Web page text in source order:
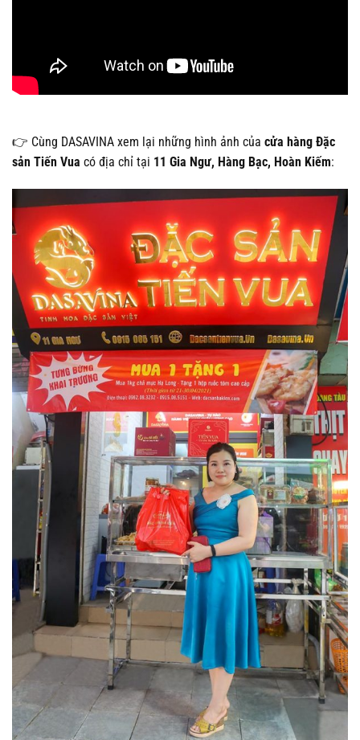
👉 Cùng DASAVINA xem lại những hình ảnh của cửa hàng Đặc
sản Tiến Vua có địa chỉ tại 11 Gia Ngư, Hàng Bạc, Hoàn Kiếm: